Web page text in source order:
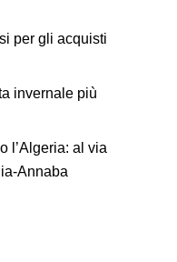
per gli acquisti
invernale più
l’Algeria: al via
Annaba